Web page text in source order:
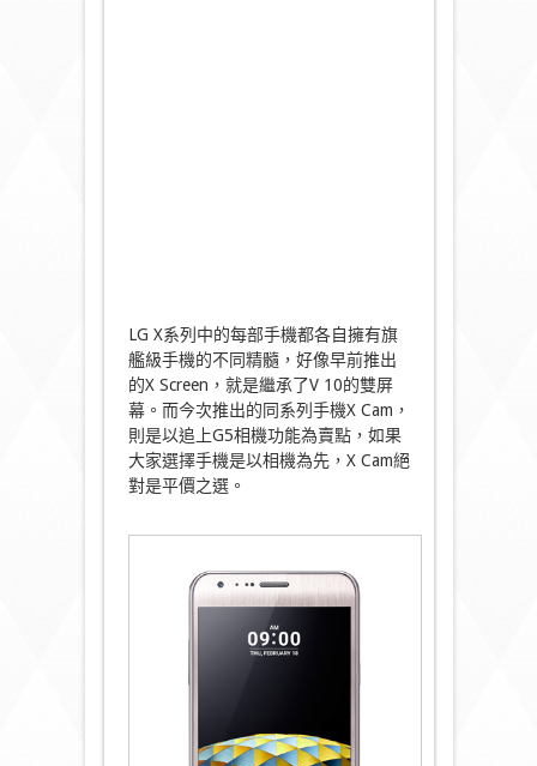
LG X系列中的每部手機都各自擁有旗
艦級手機的不同精髓，好像早前推出
的X Screen，就是繼承了V 10的雙屏
幕。而今次推出的同系列手機X Cam，
則是以追上G5相機功能為賣點，如果
大家選擇手機是以相機為先，X Cam絕
對是平價之選。